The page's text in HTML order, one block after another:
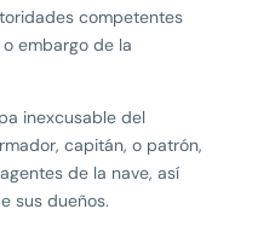
competentes
embargo de la
inexcusable del
capitán, o patrón,
de la nave, así
sus dueños.